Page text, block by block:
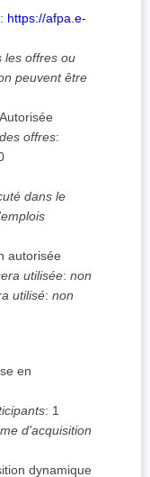
: https://afpa.e-
les offres ou
peuvent être
Autorisée
offres:
dans le
autorisée
utilisée: non
utilisé: non
en
: 1
d'acquisition
dynamique